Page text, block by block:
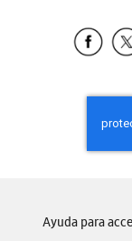
Ayuda para